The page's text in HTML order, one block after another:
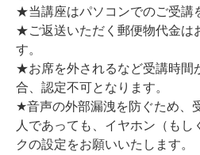
★当講座はパソコンでのご受講
★ご返送いただく郵便物代金は
す。
★お席を外されるなど受講時間
合、認定不可となります。
★音声の外部漏洩を防ぐため、
人であっても、イヤホン（もし
クの設定をお願いいたします。